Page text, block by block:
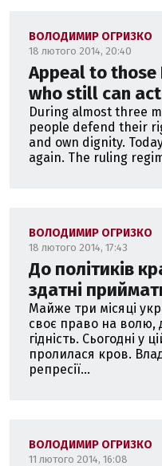
ВОЛОДИМИР ОГРИЗКО
18 лютого 2014, 20:40
Appeal to those
who still can
During almost three
people defend their
and own dignity.
again. The ruling
ВОЛОДИМИР ОГРИЗКО
18 лютого 2014, 17:43
До політиків
здатні
Майже три місяці
своє право на волю,
гідність. Сьогодні у
пролилася кров.
репресії...
ВОЛОДИМИР ОГРИЗКО
11 лютого 2014, 16:08